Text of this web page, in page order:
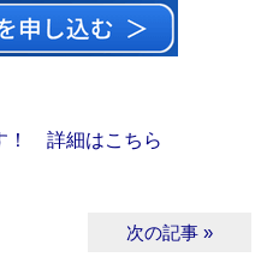
！ 詳細はこちら
次の記事 »